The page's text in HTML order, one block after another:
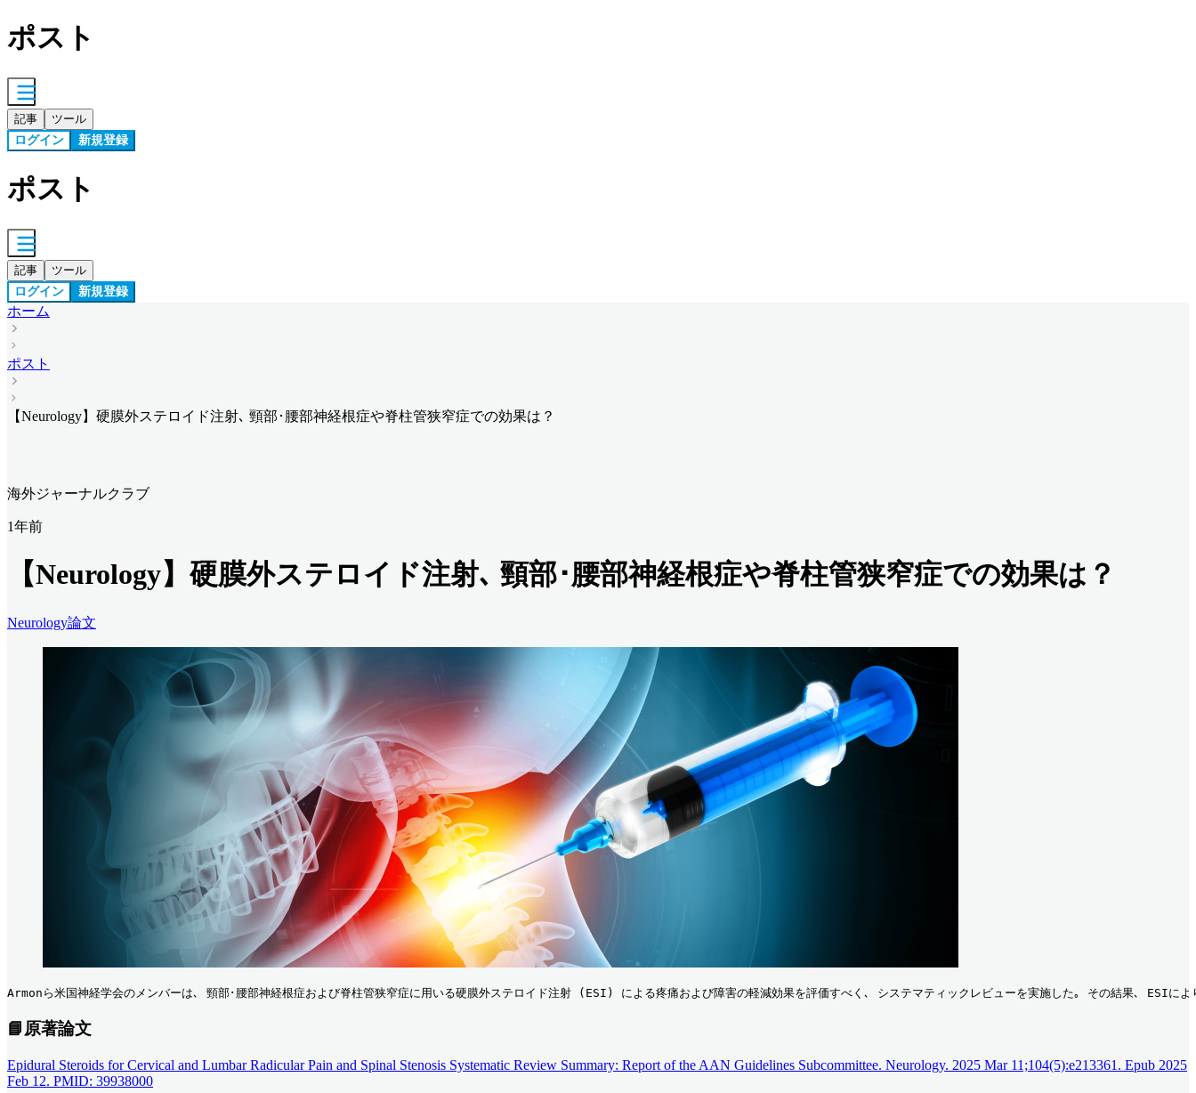
ポスト
記事 ツール
ログイン 新規登録
ポスト
記事 ツール
ログイン 新規登録
ホーム
ポスト
【Neurology】硬膜外ステロイド注射､ 頸部･腰部神経根症や脊柱管狭窄症での効果は？
海外ジャーナルクラブ
1年前
【Neurology】硬膜外ステロイド注射､ 頸部･腰部神経根症や脊柱管狭窄症での効果は？
Neurology論文
Armonら米国神経学会のメンバーは､ 頸部･腰部神経根症および脊柱管狭窄症に用いる硬膜外ステロイド注射 (ESI) による疼痛および障害の軽減効果を評価すべく､ システマティックレビューを実施した｡ その結果､ ESI
📘原著論文
Epidural Steroids for Cervical and Lumbar Radicular Pain and Spinal Stenosis Systematic Review Summary: Report of the AAN Guidelines Subcommittee. Neurology. 2025 Mar 11;104(5):e213361. Epub 2025
Feb 12. PMID: 39938000